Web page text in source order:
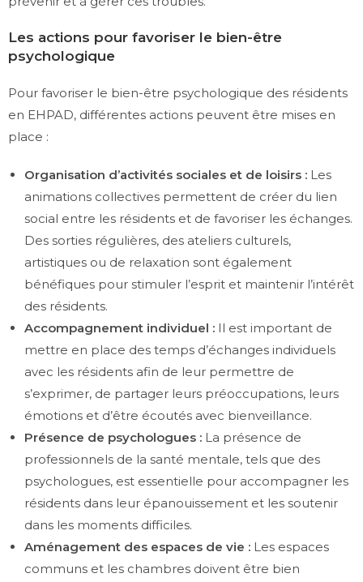
Les actions pour favoriser le bien-être
psychologique
Pour favoriser le bien-être psychologique des résidents
en EHPAD, différentes actions peuvent être mises en
place :
Organisation d’activités sociales et de loisirs : Les
animations collectives permettent de créer du lien
social entre les résidents et de favoriser les échanges.
Des sorties régulières, des ateliers culturels,
artistiques ou de relaxation sont également
bénéfiques pour stimuler l’esprit et maintenir l’intérêt
des résidents.
Accompagnement individuel : Il est important de
mettre en place des temps d’échanges individuels
avec les résidents afin de leur permettre de
s’exprimer, de partager leurs préoccupations, leurs
émotions et d’être écoutés avec bienveillance.
Présence de psychologues : La présence de
professionnels de la santé mentale, tels que des
psychologues, est essentielle pour accompagner les
résidents dans leur épanouissement et les soutenir
dans les moments difficiles.
Aménagement des espaces de vie : Les espaces
communs et les chambres doivent être bien